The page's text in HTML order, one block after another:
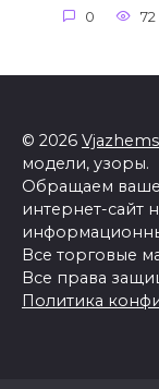
0 72
© 2026
модели, узоры.
Обращаем ваше
интернет-сайт
Все торговые
Все права
Политика